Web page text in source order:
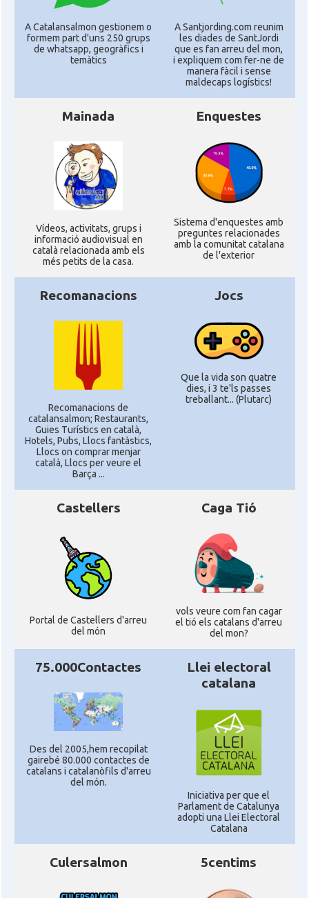
A Catalansalmon gestionem o
formem part d'uns 250 grups
de whatsapp, geogràfics i
temàtics
A Santjording.com reunim
les diades de SantJordi
que es fan arreu del mon,
i expliquem com fer-ne de
manera fàcil i sense
maldecaps logí­stics!
Mainada
Ví­deos, activitats, grups i
informació audiovisual en
català relacionada amb els
més petits de la casa.
Enquestes
Sistema d'enquestes amb
preguntes relacionades
amb la comunitat catalana
de l'exterior
Recomanacions
Recomanacions de
catalansalmon; Restaurants,
Guies Turístics en català,
Hotels, Pubs, Llocs fantàstics,
Llocs on comprar menjar
català, Llocs per veure el
Barça ...
Jocs
Que la vida son quatre
dies, i 3 te'ls passes
treballant... (Plutarc)
Castellers
Portal de Castellers d'arreu
del món
Caga Tió
vols veure com fan cagar
el tió els catalans d'arreu
del mon?
75.000Contactes
Des del 2005,hem recopilat
gairebé 80.000 contactes de
catalans i catalanòfils d'arreu
del món.
Llei electoral
catalana
Iniciativa per que el
Parlament de Catalunya
adopti una Llei Electoral
Catalana
Culersalmon 5centims